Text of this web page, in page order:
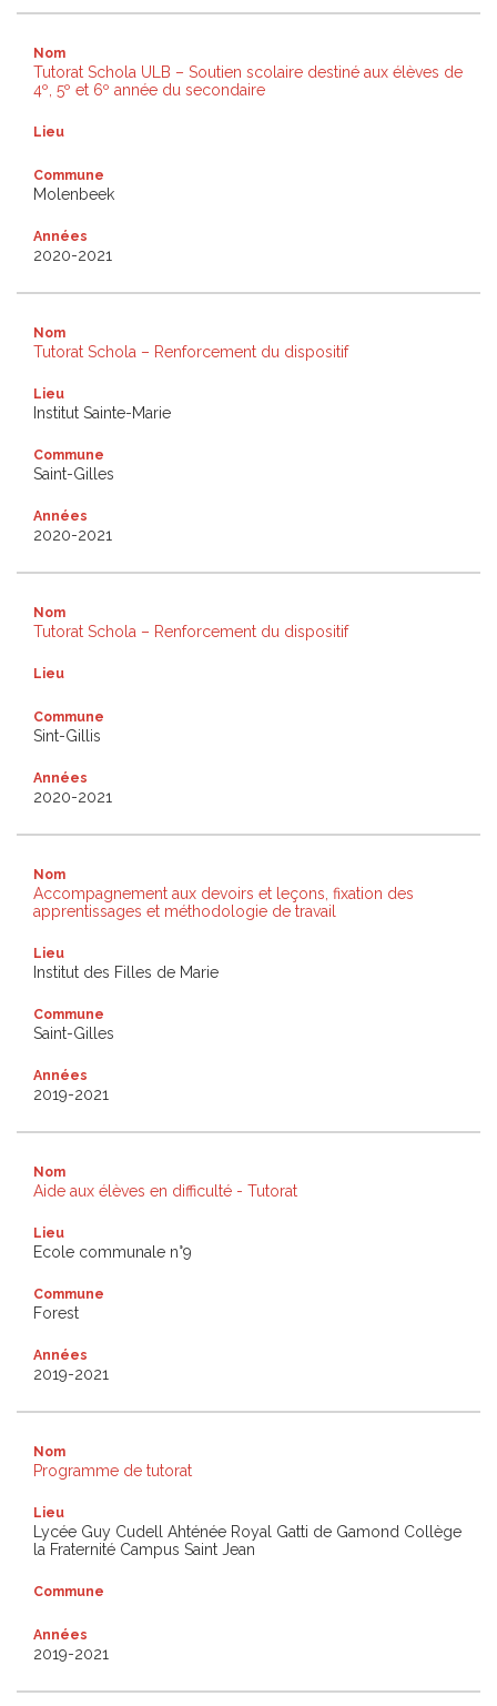
Nom
Tutorat Schola ULB – Soutien scolaire destiné aux élèves de
4º, 5º et 6º année du secondaire
Lieu
Commune
Molenbeek
Années
2020-2021
Nom
Tutorat Schola – Renforcement du dispositif
Lieu
Institut Sainte-Marie
Commune
Saint-Gilles
Années
2020-2021
Nom
Tutorat Schola – Renforcement du dispositif
Lieu
Commune
Sint-Gillis
Années
2020-2021
Nom
Accompagnement aux devoirs et leçons, fixation des
apprentissages et méthodologie de travail
Lieu
Institut des Filles de Marie
Commune
Saint-Gilles
Années
2019-2021
Nom
Aide aux élèves en difficulté - Tutorat
Lieu
Ecole communale n°9
Commune
Forest
Années
2019-2021
Nom
Programme de tutorat
Lieu
Lycée Guy Cudell Ahténée Royal Gatti de Gamond Collège
la Fraternité Campus Saint Jean
Commune
Années
2019-2021